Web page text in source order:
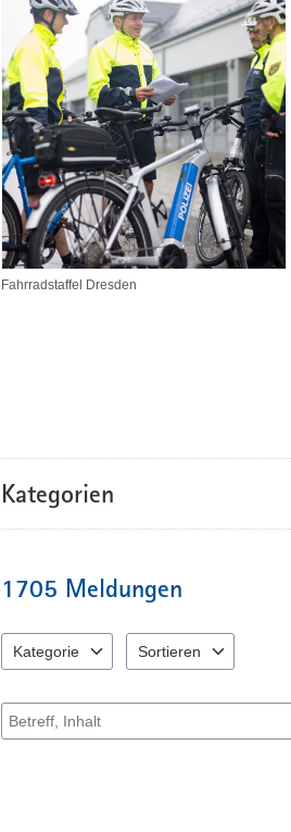
Fahrradstaffel Dresden
Kategorien
1705 Meldungen
Kategorie
Sortieren
Suche nach Meldungen und Kommentaren